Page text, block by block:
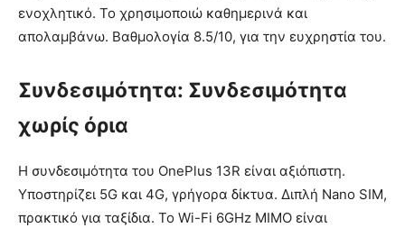
ενοχλητικό. Το χρησιμοποιώ καθημερινά και
απολαμβάνω. Βαθμολογία 8.5/10, για την ευχρηστία του.
Συνδεσιμότητα: Συνδεσιμότητα
χωρίς όρια
Η συνδεσιμότητα του OnePlus 13R είναι αξιόπιστη.
Υποστηρίζει 5G και 4G, γρήγορα δίκτυα. Διπλή Nano SIM,
πρακτικό για ταξίδια. Το Wi-Fi 6GHz MIMO είναι